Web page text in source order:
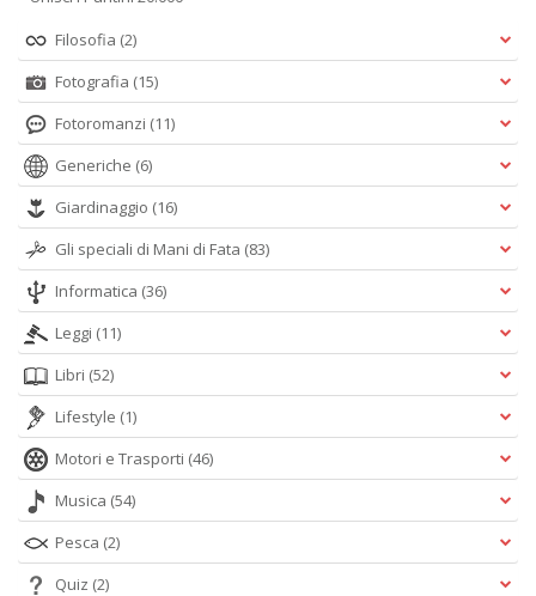
Filosofia (2)
Fotografia (15)
Fotoromanzi (11)
Generiche (6)
Giardinaggio (16)
Gli speciali di Mani di Fata (83)
Informatica (36)
Leggi (11)
Libri (52)
Lifestyle (1)
Motori e Trasporti (46)
Musica (54)
Pesca (2)
Quiz (2)